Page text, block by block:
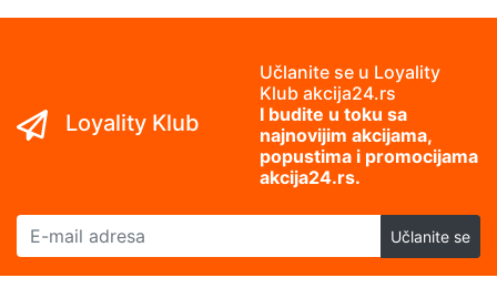
Loyality Klub
Učlanite se u Loyality
Klub akcija24.rs
I budite u toku sa
najnovijim akcijama,
popustima i promocijama
akcija24.rs.
E-mail adresa
Učlanite se